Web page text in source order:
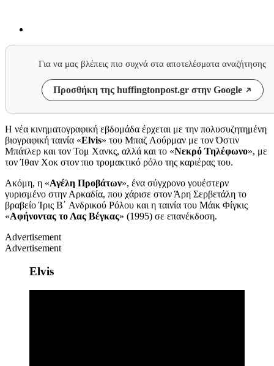
Για να μας βλέπεις πιο συχνά στα αποτελέσματα αναζήτησης
Προσθήκη της huffingtonpost.gr στην Google
Η νέα κινηματογραφική εβδομάδα έρχεται με την πολυσυζητημένη
βιογραφική ταινία «Elvis» του Μπαζ Λούρμαν με τον Όστιν
Μπάτλερ και τον Τομ Χανκς, αλλά και το «Νεκρό Τηλέφωνο», με
τον Ίθαν Χοκ στον πιο τρομακτικό ρόλο της καριέρας του.
Ακόμη, η «Αγέλη Προβάτων», ένα σύγχρονο γουέστερν
γυρισμένο στην Αρκαδία, που χάρισε στον Άρη Σερβετάλη το
βραβείοΊρις Β΄ Ανδρικού Ρόλου και η ταινία του Μάικ Φίγκις
«Αφήνοντας το Λας Βέγκας» (1995) σε επανέκδοση.
Advertisement
Advertisement
Elvis